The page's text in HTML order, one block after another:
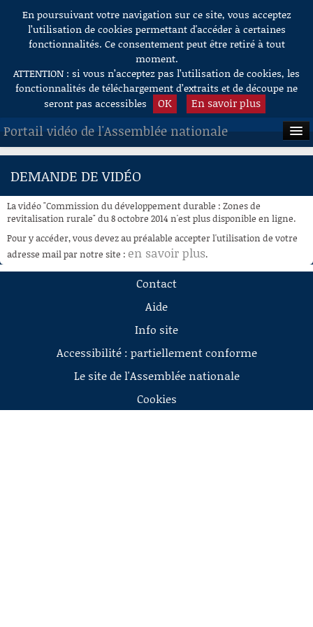
Aller au contenu
En poursuivant votre navigation sur ce site, vous acceptez
l’utilisation de cookies permettant d'accéder à certaines
fonctionnalités. Ce consentement peut être retiré à tout
moment.
ATTENTION : si vous n’acceptez pas l’utilisation de cookies, les
fonctionnalités de téléchargement d’extraits et de découpe ne
seront pas accessibles
OK En savoir plus
Portail vidéo de l'Assemblée nationale
ACCUEIL
À LA DEMANDE
RECHERCHE
AIDE À LA DÉCOUPE
DEMANDE DE VIDÉO
La vidéo "Commission du développement durable : Zones de
revitalisation rurale" du 8 octobre 2014 n'est plus disponible en ligne.
Pour y accéder, vous devez au préalable accepter l'utilisation de votre
adresse mail par notre site : en savoir plus.
Contact
Aide
Info site
Accessibilité : partiellement conforme
Le site de l'Assemblée nationale
Cookies